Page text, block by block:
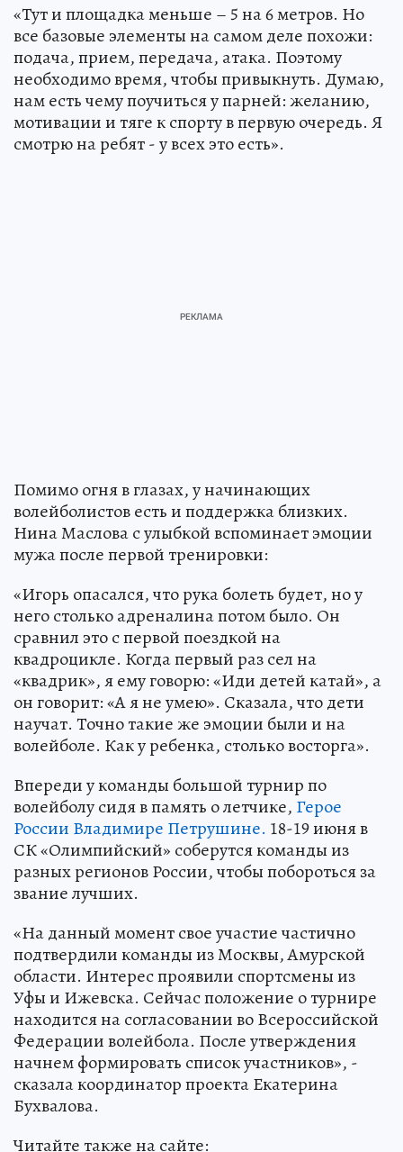
«Тут и площадка меньше – 5 на 6 метров. Но
все базовые элементы на самом деле похожи:
подача, прием, передача, атака. Поэтому
необходимо время, чтобы привыкнуть. Думаю,
нам есть чему поучиться у парней: желанию,
мотивации и тяге к спорту в первую очередь. Я
смотрю на ребят - у всех это есть».
Помимо огня в глазах, у начинающих
волейболистов есть и поддержка близких.
Нина Маслова с улыбкой вспоминает эмоции
мужа после первой тренировки:
«Игорь опасался, что рука болеть будет, но у
него столько адреналина потом было. Он
сравнил это с первой поездкой на
квадроцикле. Когда первый раз сел на
«квадрик», я ему говорю: «Иди детей катай», а
он говорит: «А я не умею». Сказала, что дети
научат. Точно такие же эмоции были и на
волейболе. Как у ребенка, столько восторга».
Впереди у команды большой турнир по
волейболу сидя в память о летчике, Герое
России Владимире Петрушине. 18-19 июня в
СК «Олимпийский» соберутся команды из
разных регионов России, чтобы побороться за
звание лучших.
«На данный момент свое участие частично
подтвердили команды из Москвы, Амурской
области. Интерес проявили спортсмены из
Уфы и Ижевска. Сейчас положение о турнире
находится на согласовании во Всероссийской
Федерации волейбола. После утверждения
начнем формировать список участников», -
сказала координатор проекта Екатерина
Бухвалова.
Читайте также на сайте: